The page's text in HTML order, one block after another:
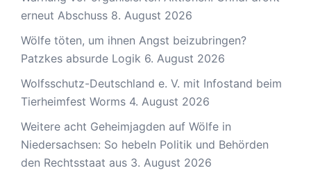
erneut Abschuss 8. August 2026
Wölfe töten, um ihnen Angst beizubringen?
Patzkes absurde Logik 6. August 2026
Wolfsschutz-Deutschland e. V. mit Infostand beim
Tierheimfest Worms 4. August 2026
Weitere acht Geheimjagden auf Wölfe in
Niedersachsen: So hebeln Politik und Behörden
den Rechtsstaat aus 3. August 2026